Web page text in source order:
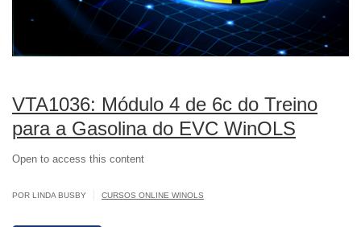
VTA1036: Módulo 4 de 6c do Treino
para a Gasolina do EVC WinOLS
Open to access this content
POR LINDA BUSBY CURSOS ONLINE WINOLS